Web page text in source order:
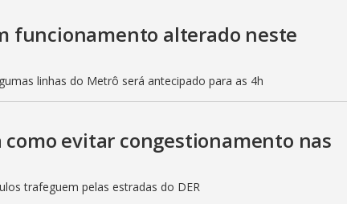
funcionamento alterado neste
linhas do Metrô será antecipado para as 4h
como evitar congestionamento nas
trafeguem pelas estradas do DER